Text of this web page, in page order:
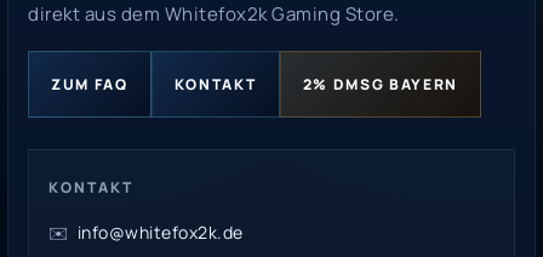
direkt aus dem Whitefox2k Gaming Store.
ZUM FAQ KONTAKT 2% DMSG BAYERN
KONTAKT
✉️ info@whitefox2k.de